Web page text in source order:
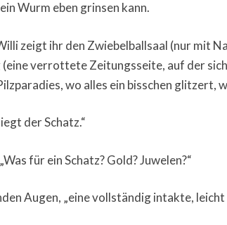
Wurm eben grinsen kann.
zeigt ihr den Zwiebelballsaal (nur mit
verrottete Zeitungsseite, auf der
wo alles ein bisschen glitzert,
der Schatz.“
für ein Schatz? Gold? Juwelen?“
Augen, „eine vollständig intakte,